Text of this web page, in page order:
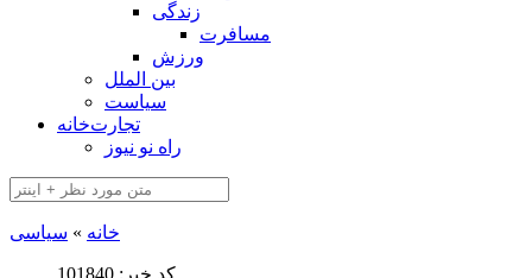
زندگی
مسافرت
ورزش
بین الملل
سیاست
تجارت‌خانه
راه نو نیوز
خانه » سیاسی
کد خبر: 101840